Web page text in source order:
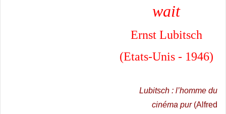
wait
Ernst Lubitsch
(Etats-Unis - 1946)
Lubitsch : l’homme du
cinéma pur(Alfred